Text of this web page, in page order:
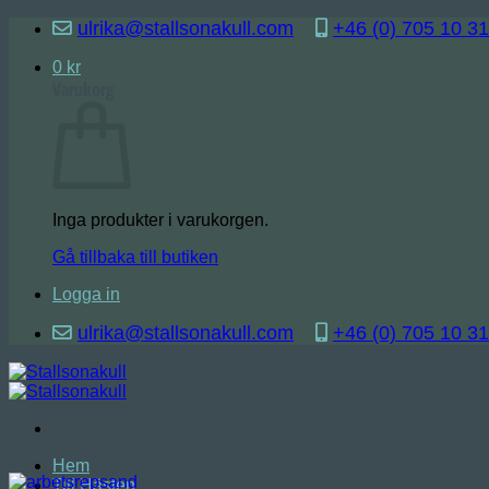
Skip
content
ulrika@stallsonakull.com +46 (0) 705 10
0 kr
Inga produkter i varukorgen.
Gå tillbaka till butiken
Logga in
ulrika@stallsonakull.com +46 (0) 705 10
Hem
Till Hästen